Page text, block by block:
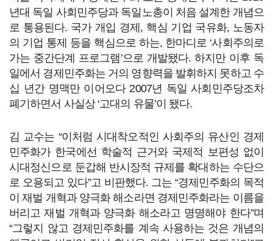
년대 독일 사회민주당과 독일노총이 처음 설계한 개념으
로 통용된다. 국가 개입 경제, 핵심 기업 국유화, 노동자
의 기업 통제 등을 핵심으로 하는, 한마디로 ‘사회주의로
가는 중간단계 프로그램’으로 개발됐다. 하지만 이후 독
일에서 경제민주화는 거의 영향력을 발휘하지 못하고 수
십 년간 명맥만 이어오다 2007년 독일 사회민주당조차
폐기하면서 사실상 ‘고대의 유물’이 됐다.
김 교수는 “이처럼 시대착오적인 사회주의 유산인 경제
민주화가 한국에선 학술적 근거와 국제적 보편성 없이
시대정신으로 둔갑해 반시장적 규제를 확대하는 수단으
로 오용되고 있다”고 비판했다. 그는 “경제민주화의 목적
이 재벌 개혁과 양극화 해소라면 경제민주화라는 이름을
버리고 재벌 개혁과 양극화 해소라고 명명해야 한다”며
“그렇지 않고 경제민주화를 계속 사용하는 것은 개념의